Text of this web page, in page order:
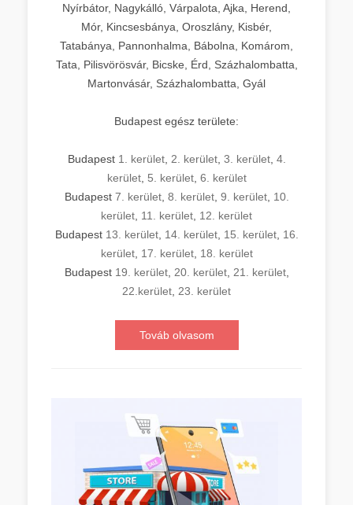
Nyírbátor, Nagykálló, Várpalota, Ajka, Herend,
Mór, Kincsesbánya, Oroszlány, Kisbér,
Tatabánya, Pannonhalma, Bábolna, Komárom,
Tata, Pilisvörösvár, Bicske, Érd, Százhalombatta,
Martonvásár, Százhalombatta, Gyál
Budapest egész területe:
Budapest 1. kerület, 2. kerület, 3. kerület, 4.
kerület, 5. kerület, 6. kerület
Budapest 7. kerület, 8. kerület, 9. kerület, 10.
kerület 11. kerület 12. kerület
Budapest 13. kerület, 14. kerület, 15. kerület, 16.
kerület, 17. kerület, 18. kerület
Budapest 19. kerület, 20. kerület, 21. kerület,
22.kerület 23. kerület
Továb olvasom